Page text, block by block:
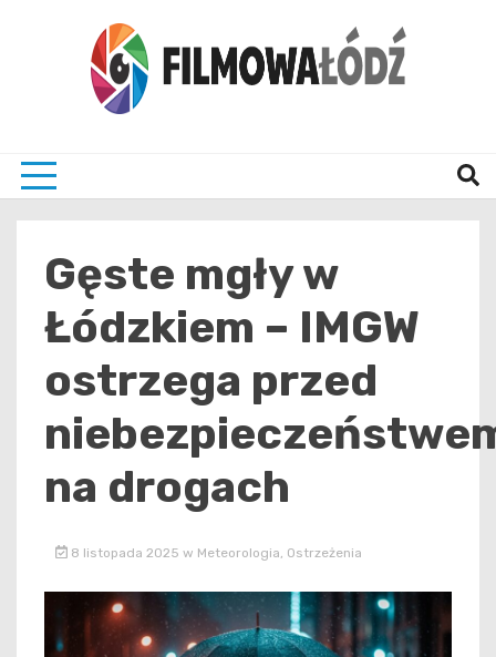
Gęste mgły w
Łódzkiem – IMGW
ostrzega przed
na drogach
8 listopada 2025 w Meteorologia Ostrzeżenia